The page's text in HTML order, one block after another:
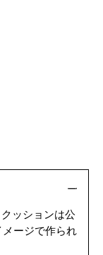
ッションは公
ージで作られ